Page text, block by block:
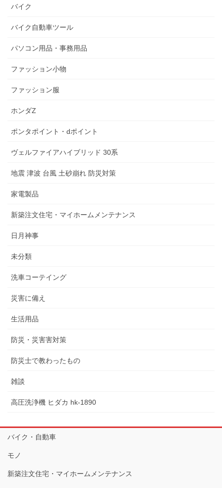
バイク
バイク自動車ツール
パソコン用品・事務用品
ファッション小物
ファッション服
ホンダZ
ポンタポイント・dポイント
ヴェルファイアハイブリッド 30系
地震 津波 台風 土砂崩れ 防災対策
家電製品
新築注文住宅・マイホームメンテナンス
日月神事
未分類
洗車コーテイング
災害に備え
生活用品
防災・災害害対策
防災士で教わったもの
雑談
高圧洗浄機 ヒダカ hk-1890
バイク・自動車
モノ
新築注文住宅・マイホームメンテナンス